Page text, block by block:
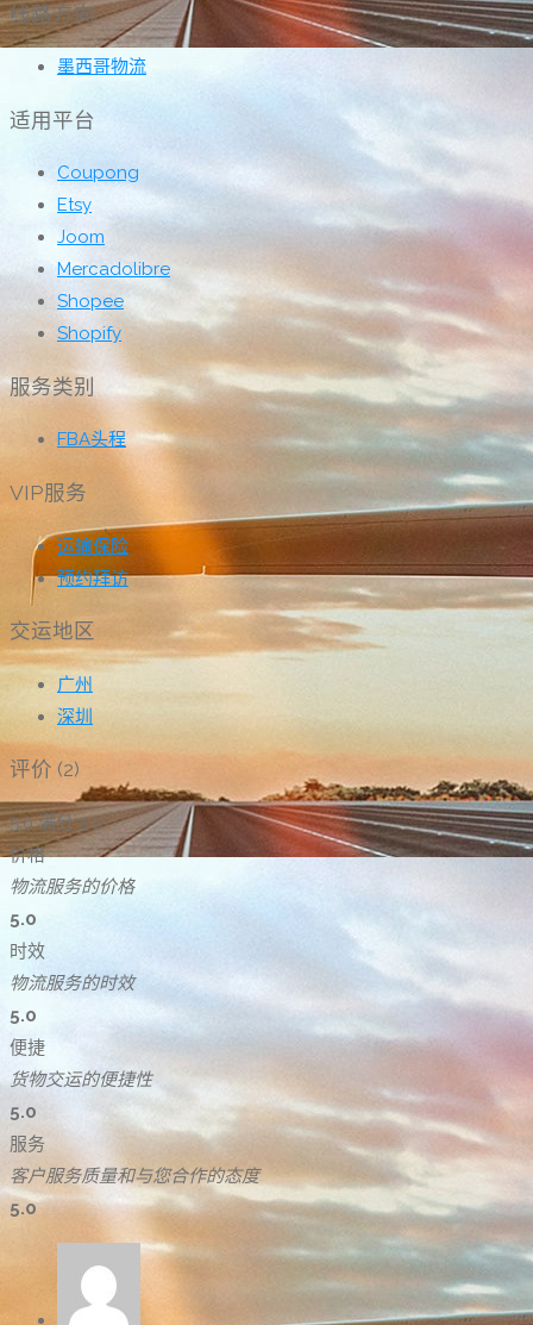
线路方向
墨西哥物流
适用平台
Coupong
Etsy
Joom
Mercadolibre
Shopee
Shopify
服务类别
FBA头程
VIP服务
运输保险
预约拜访
交运地区
广州
深圳
评价 (2)
5.0 满分 5.0
价格
物流服务的价格
5.0
时效
物流服务的时效
5.0
便捷
货物交运的便捷性
5.0
服务
客户服务质量和与您合作的态度
5.0